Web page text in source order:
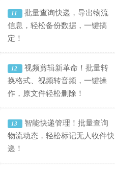
11
批量查询快递，导出物流
信息，轻松备份数据，一键搞
定！
12
视频剪辑新革命！批量转
换格式、视频转音频，一键操
作，原文件轻松删除！
13
智能快递管理！批量查询
物流动态，轻松标记无人收件快
递！